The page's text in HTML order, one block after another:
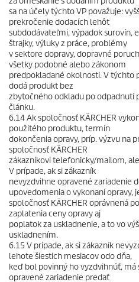
sa na účely týchto VP považuje:
prekročenie dodacích lehôt
subdodávateľmi, výpadok surovín,
štrajky, výluky z práce, problémy
v sektore dopravy, dopravné
všetky podobné alebo zákonom
predpokladané okolnosti. V týchto
dodá produkt bez
zbytočného odkladu po odpadnutí
článku.
6.14 Ak spoločnosť KÄRCHER
použitého produktu, termín
dokončenia opravy, príp. výzvu na
spoločnosť KÄRCHER
zákazníkovi telefonicky/mailom,
V prípade, ak si zákazník
nevyzdvihne opravené zariadenie
upovedomenia o vykonaní opravy,
spoločnosť KÄRCHER oprávnená
zaplatenia ceny opravy aj
poplatok za uskladnenie, a to vo
uskladnením.
6.15 V prípade, ak si zákazník
lehote šiestich mesiacov odo dňa,
keď bol povinný ho vyzdvihnúť, má
opravené zariadenie predať